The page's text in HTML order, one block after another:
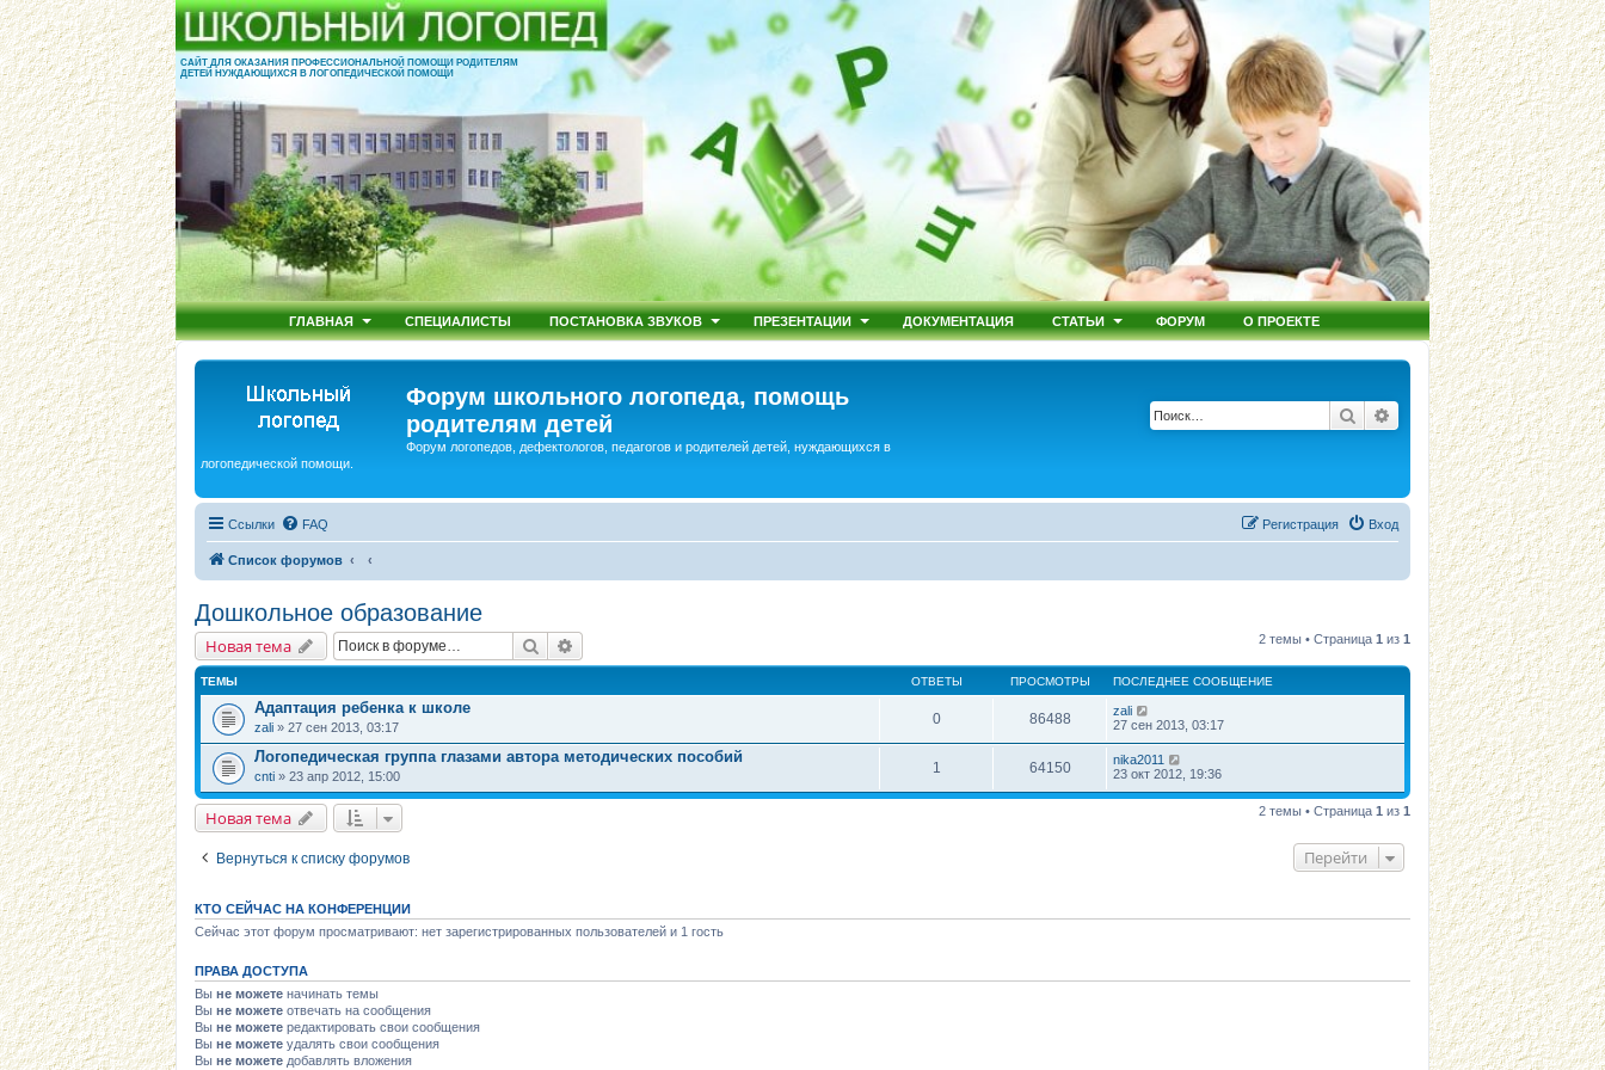
САЙТ ДЛЯ ОКАЗАНИЯ ПРОФЕССИОНАЛЬНОЙ ПОМОЩИ РОДИТЕЛЯМ
ДЕТЕЙ НУЖДАЮЩИХСЯ В ЛОГОПЕДИЧЕСКОЙ ПОМОЩИ
ГЛАВНАЯ СПЕЦИАЛИСТЫ ПОСТАНОВКА ЗВУКОВ ПРЕЗЕНТАЦИИ ДОКУМЕНТАЦИЯ СТАТЬИ ФОРУМ О ПРОЕКТЕ
Форум школьного логопеда, помощь
родителям детей
Форум логопедов, дефектологов, педагогов и родителей детей, нуждающихся в
логопедической помощи.
Поиск Расширенный поиск
Ссылки FAQ Вход
Регистрация
Список форумов
Дошкольное образование
Новая тема Поиск 2 темы • Страница 1 из 1
ТЕМЫ ОТВЕТЫ ПРОСМОТРЫ ПОСЛЕДНЕЕ СООБЩЕНИЕ
Адаптация ребенка к школе
zali » 27 сен 2013, 03:17
0 86488
zali
27 сен 2013, 03:17
Логопедическая группа глазами автора методических пособий
cnti » 23 апр 2012, 15:00
1 64150
nika2011
23 окт 2012, 19:36
Новая тема 2 темы • Страница 1 из 1
Вернуться к списку форумов Перейти
КТО СЕЙЧАС НА КОНФЕРЕНЦИИ
Сейчас этот форум просматривают: нет зарегистрированных пользователей и 1 гость
ПРАВА ДОСТУПА
Вы не можете начинать темы
Вы не можете отвечать на сообщения
Вы не можете редактировать свои сообщения
Вы не можете удалять свои сообщения
Вы не можете добавлять вложения